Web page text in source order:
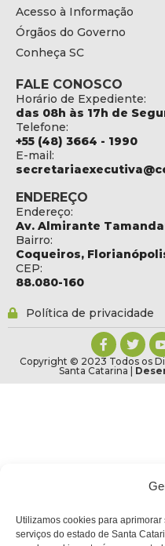
Utilizamos cookies para
serviços do estado de Santa
Acesso à Informação
Órgãos do Governo
Conheça SC
FALE CONOSCO
Horário de Expediente:
das 08h às 17h de
Telefone:
+55 (48) 3664 - 1990
E-mail:
ENDEREÇO
Endereço:
Av. Almirante
Bairro:
Coqueiros,
CEP:
88.080-160
Política de privacidade
Copyright © 2023 Todos os
Santa Catarina |